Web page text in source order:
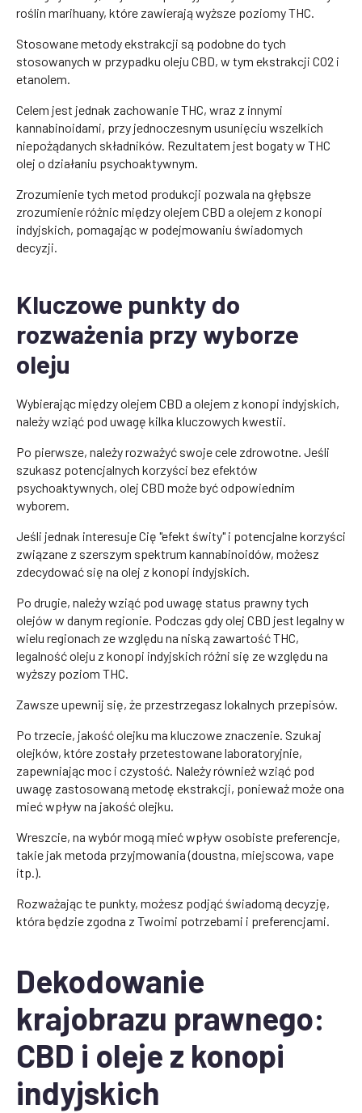
roślin marihuany, które zawierają wyższe poziomy THC.
Stosowane metody ekstrakcji są podobne do tych
stosowanych w przypadku oleju CBD, w tym ekstrakcji CO2 i
etanolem.
Celem jest jednak zachowanie THC, wraz z innymi
kannabinoidami, przy jednoczesnym usunięciu wszelkich
niepożądanych składników. Rezultatem jest bogaty w THC
olej o działaniu psychoaktywnym.
Zrozumienie tych metod produkcji pozwala na głębsze
zrozumienie różnic między olejem CBD a olejem z konopi
indyjskich, pomagając w podejmowaniu świadomych
decyzji.
Kluczowe punkty do
rozważenia przy wyborze
oleju
Wybierając między olejem CBD a olejem z konopi indyjskich,
należy wziąć pod uwagę kilka kluczowych kwestii.
Po pierwsze, należy rozważyć swoje cele zdrowotne. Jeśli
szukasz potencjalnych korzyści bez efektów
psychoaktywnych, olej CBD może być odpowiednim
wyborem.
Jeśli jednak interesuje Cię "efekt świty" i potencjalne korzyści
związane z szerszym spektrum kannabinoidów, możesz
zdecydować się na olej z konopi indyjskich.
Po drugie, należy wziąć pod uwagę status prawny tych
olejów w danym regionie. Podczas gdy olej CBD jest legalny w
wielu regionach ze względu na niską zawartość THC,
legalność oleju z konopi indyjskich różni się ze względu na
wyższy poziom THC.
Zawsze upewnij się, że przestrzegasz lokalnych przepisów.
Po trzecie, jakość olejku ma kluczowe znaczenie. Szukaj
olejków, które zostały przetestowane laboratoryjnie,
zapewniając moc i czystość. Należy również wziąć pod
uwagę zastosowaną metodę ekstrakcji, ponieważ może ona
mieć wpływ na jakość olejku.
Wreszcie, na wybór mogą mieć wpływ osobiste preferencje,
takie jak metoda przyjmowania (doustna, miejscowa, vape
itp.).
Rozważając te punkty, możesz podjąć świadomą decyzję,
która będzie zgodna z Twoimi potrzebami i preferencjami.
Dekodowanie
krajobrazu prawnego:
CBD i oleje z konopi
indyjskich